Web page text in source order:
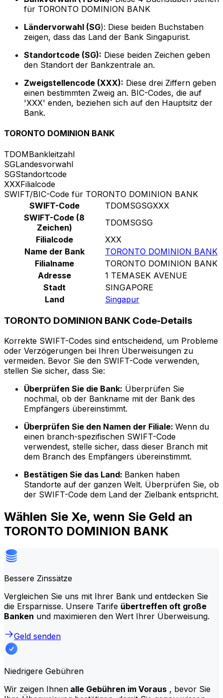
für TORONTO DOMINION BANK
Ländervorwahl (SG): Diese beiden Buchstaben
zeigen, dass das Land der Bank Singapurist.
Standortcode (SG): Diese beiden Zeichen geben
den Standort der Bankzentrale an.
Zweigstellencode (XXX): Diese drei Ziffern geben
einen bestimmten Zweig an. BIC-Codes, die auf
'XXX' enden, beziehen sich auf den Hauptsitz der
Bank.
TORONTO DOMINION BANK
TDOMBankleitzahl
SGLandesvorwahl
SGStandortcode
XXXFilialcode
SWIFT/BIC-Code für TORONTO DOMINION BANK
SWIFT-Code
TDOMSGSGXXX
SWIFT-Code (8
Zeichen)
TDOMSGSG
Filialcode
XXX
Name der Bank
TORONTO DOMINION BANK
Filialname
TORONTO DOMINION BANK
Adresse
1 TEMASEK AVENUE
Stadt
SINGAPORE
Land
Singapur
TORONTO DOMINION BANK Code-Details
Korrekte SWIFT-Codes sind entscheidend, um Probleme
oder Verzögerungen bei Ihren Überweisungen zu
vermeiden. Bevor Sie den SWIFT-Code verwenden,
stellen Sie sicher, dass Sie:
Überprüfen Sie die Bank: Überprüfen Sie
nochmal, ob der Bankname mit der Bank des
Empfängers übereinstimmt.
Überprüfen Sie den Namen der Filiale: Wenn du
einen branch-spezifischen SWIFT-Code
verwendest, stelle sicher, dass dieser Branch mit
dem Branch des Empfängers übereinstimmt.
Bestätigen Sie das Land: Banken haben
Standorte auf der ganzen Welt. Überprüfen Sie, ob
der SWIFT-Code dem Land der Zielbank entspricht.
Wählen Sie Xe, wenn Sie Geld an
TORONTO DOMINION BANK
Bessere Zinssätze
Vergleichen Sie uns mit Ihrer Bank und entdecken Sie
die Ersparnisse. Unsere Tarife übertreffen oft große
Banken und maximieren den Wert Ihrer Überweisung.
Geld senden
Niedrigere Gebühren
Wir zeigen Ihnen alle Gebühren im Voraus , bevor Sie